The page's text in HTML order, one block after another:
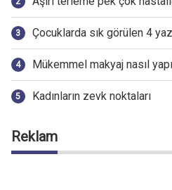
Çocuklarda sık görülen 4
Mükemmel makyaj nasıl
Kadınların zevk noktaları
Reklam